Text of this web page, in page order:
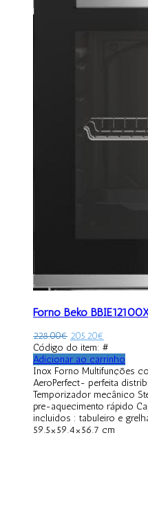
Forno Beko
228.00€ 205.20€
Código do item: #
Adicionar ao carrinho
Inox Forno Multifunções
AeroPerfect- perfeita
Temporizador mecânico
pre-aquecimento rápido
incluidos : tabuleiro e
59.5×59.4×56.7 cm